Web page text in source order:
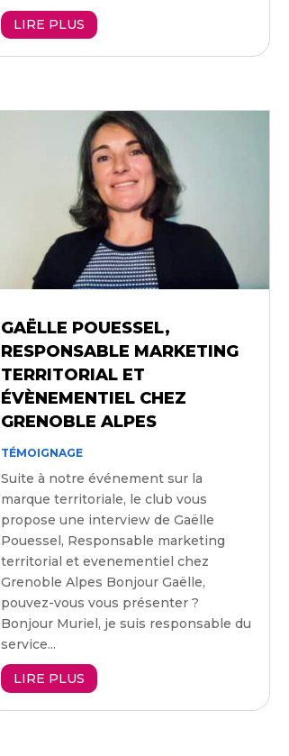
LIRE PLUS
GAËLLE POUESSEL,
RESPONSABLE MARKETING
TERRITORIAL ET
ÉVÈNEMENTIEL CHEZ
GRENOBLE ALPES
TÉMOIGNAGE
Suite à notre événement sur la
marque territoriale, le club vous
propose une interview de Gaëlle
Pouessel, Responsable marketing
territorial et evenementiel chez
Grenoble Alpes Bonjour Gaëlle,
pouvez-vous vous présenter ?
Bonjour Muriel, je suis responsable du
service...
LIRE PLUS